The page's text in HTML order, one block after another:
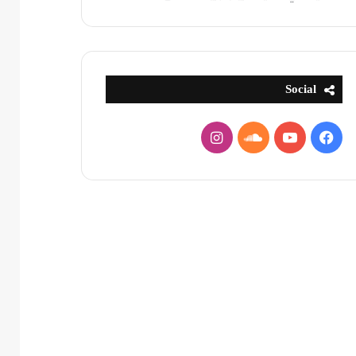
Social
فيسبوكيوتيوبساوندانستقرام